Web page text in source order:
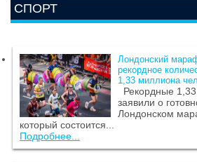
СПОРТ
Лондонский
рекордное
1,33 миллиона
Рекордные
заявили о
Лондонском
который состоится...
Подробнее...